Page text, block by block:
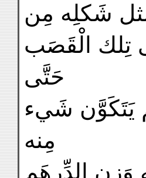
شَكلِه مِن
تِلك الْقَصَب
حَتَّى
يَتَكَوَّن شَيء
مِنه
وَزن الدِّرهَم